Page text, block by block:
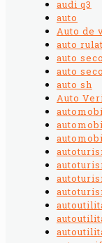
audi q3
auto
Auto de
auto
auto
auto
auto sh
Auto